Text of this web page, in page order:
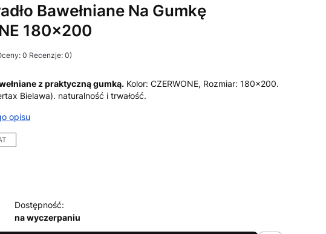
Bawełniane Na Gumkę
180x200
0 Recenzje: 0)
z praktyczną gumką. Kolor: CZERWONE, Rozmiar: 180x200.
Bielawa). naturalność i trwałość.
opisu
Dostępność:
na wyczerpaniu